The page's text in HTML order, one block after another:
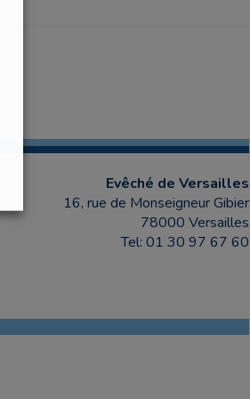
Evêché de Versailles
16, rue de Monseigneur Gibier
78000 Versailles
Tel: 01 30 97 67 60